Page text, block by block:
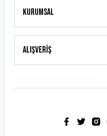
Kurumsal
Alışveriş